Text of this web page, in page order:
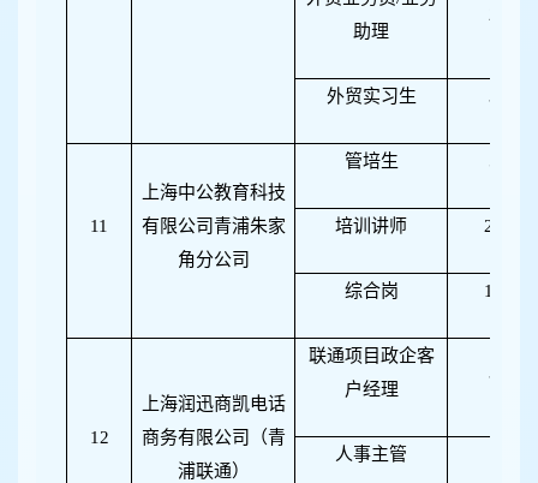
助理
2
外贸实习生 3
11
上海中公教育科技
有限公司青浦朱家
角分公司
管培生 5
培训讲师 20
综合岗 10
12
上海润迅商凯电话
商务有限公司（青
浦联通）
联通项目政企客
户经理
3
人事主管